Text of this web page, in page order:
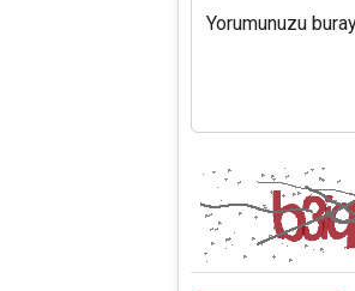
Yorumunuzu